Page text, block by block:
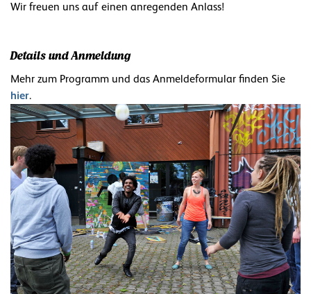
Wir freuen uns auf einen anregenden Anlass!
Details und Anmeldung
Mehr zum Programm und das Anmeldeformular finden Sie
hier.